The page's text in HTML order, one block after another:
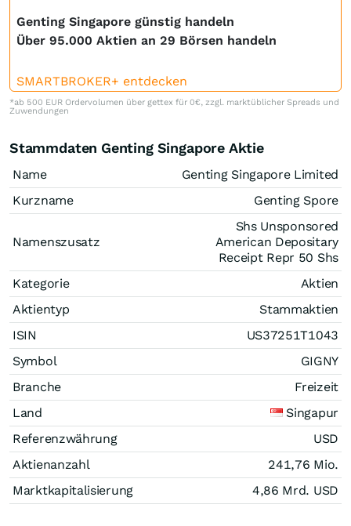
Genting Singapore günstig handeln
Über 95.000 Aktien an 29 Börsen handeln
SMARTBROKER+ entdecken
*ab 500 EUR Ordervolumen über gettex für 0€, zzgl. marktüblicher Spreads und
Zuwendungen
Stammdaten Genting Singapore Aktie
Name
Genting Singapore Limited
Kurzname
Genting Spore
Namenszusatz
Shs Unsponsored
American Depositary
Receipt Repr 50 Shs
Kategorie
Aktien
Aktientyp
Stammaktien
ISIN
US37251T1043
Symbol
GIGNY
Branche
Freizeit
Land
Singapur
Referenzwährung
USD
Aktienanzahl
241,76 Mio.
Marktkapitalisierung
4,86 Mrd. USD